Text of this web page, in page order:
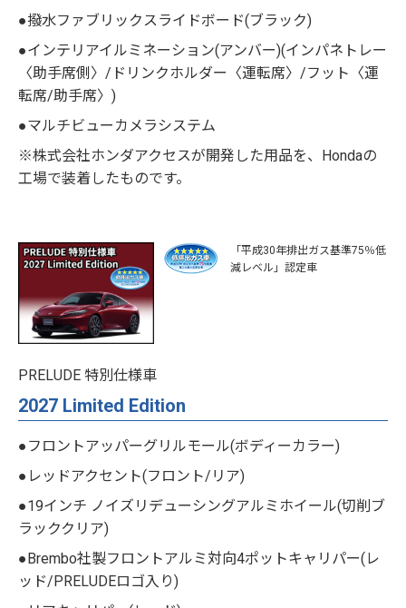
●撥水ファブリックスライドボード(ブラック)
●インテリアイルミネーション(アンバー)(インパネトレー
〈助手席側〉/ドリンクホルダー〈運転席〉/フット〈運
転席/助手席〉)
●マルチビューカメラシステム
※株式会社ホンダアクセスが開発した用品を、Hondaの
工場で装着したものです。
「平成30年排出ガス基準75％低
減レベル」認定車
PRELUDE 特別仕様車
2027 Limited Edition
●フロントアッパーグリルモール(ボディーカラー)
●レッドアクセント(フロント/リア)
●19インチ ノイズリデューシングアルミホイール(切削ブ
ラッククリア)
●Brembo社製フロントアルミ対向4ポットキャリパー(レ
ッド/PRELUDEロゴ入り)